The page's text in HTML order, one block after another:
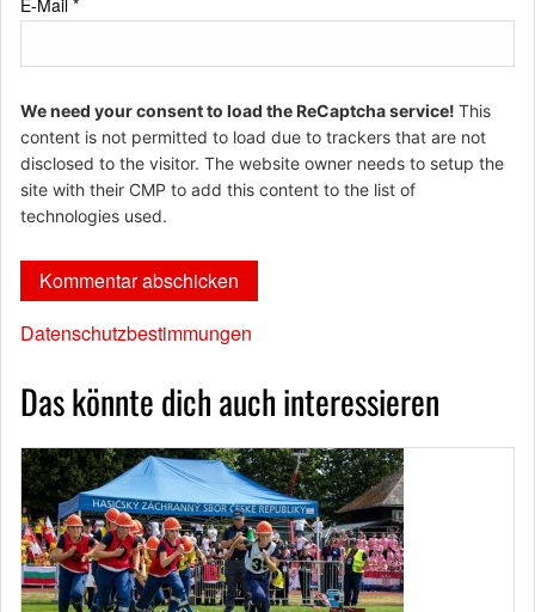
E-Mail *
We need your consent to load the ReCaptcha service! This
content is not permitted to load due to trackers that are not
disclosed to the visitor. The website owner needs to setup the
site with their CMP to add this content to the list of
technologies used.
Datenschutzbestimmungen
Das könnte dich auch interessieren